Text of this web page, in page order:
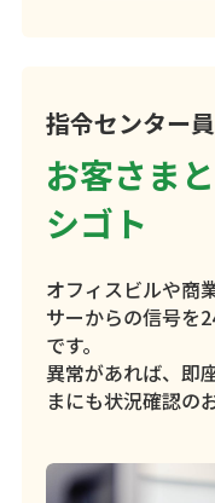
指令センター員
お客さま
シゴト
オフィスビルや商
サーからの信号を
です。
異常があれば、即
まにも状況確認の